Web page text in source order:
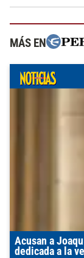
MÁS EN
Acusan a
dedicada a la